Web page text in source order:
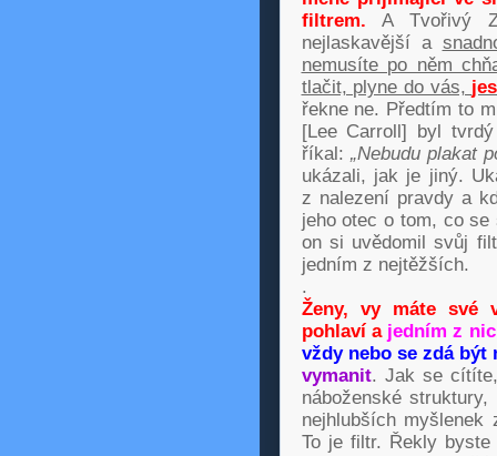
filtrem. A Tvořivý
nejlaskavější a
nemusíte po něm
tlačit, plyne do vás,
řekne ne. Předtím to
[Lee Carroll] byl
říkal: „Nebudu plakat
ukázali, jak je jiný.
z nalezení pravdy a
jeho otec o tom, co
on si uvědomil svůj
jedním z nejtěžších.
.
Ženy, vy máte své
pohlaví a jedním z
vždy nebo se zdá být
vymanit. Jak se
náboženské
nejhlubších myšlenek
To je filtr. Řekly